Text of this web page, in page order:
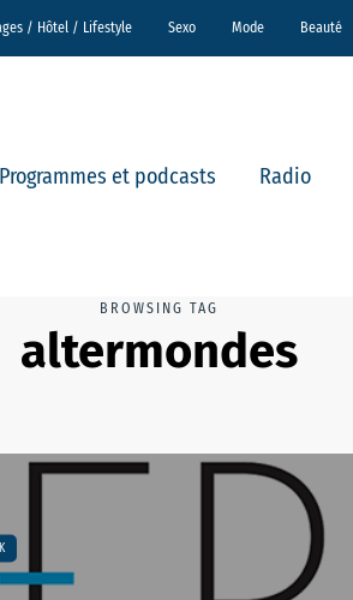
/ Hôtel / Lifestyle Sexo Mode Beauté
Programmes et podcasts Radio
BROWSING TAG
altermondes